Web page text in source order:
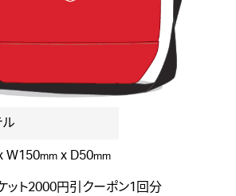
ル
W150mm x D50mm
ット2000円引クーポン1回分